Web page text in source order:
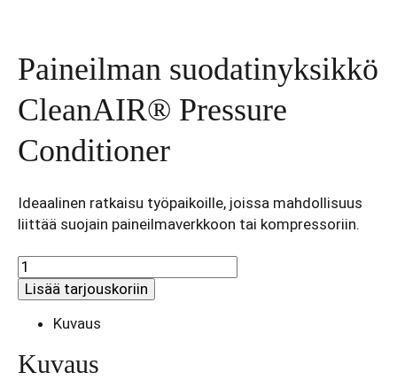
Paineilman suodatinyksikkö
CleanAIR® Pressure
Conditioner
Ideaalinen ratkaisu työpaikoille, joissa mahdollisuus
liittää suojain paineilmaverkkoon tai kompressoriin.
Paineilman
suodatinyksikkö
CleanAIR®
Pressure
Conditioner
Lisää tarjouskoriin
Kuvaus
Kuvaus